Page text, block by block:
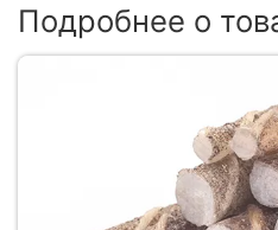
Подробнее о